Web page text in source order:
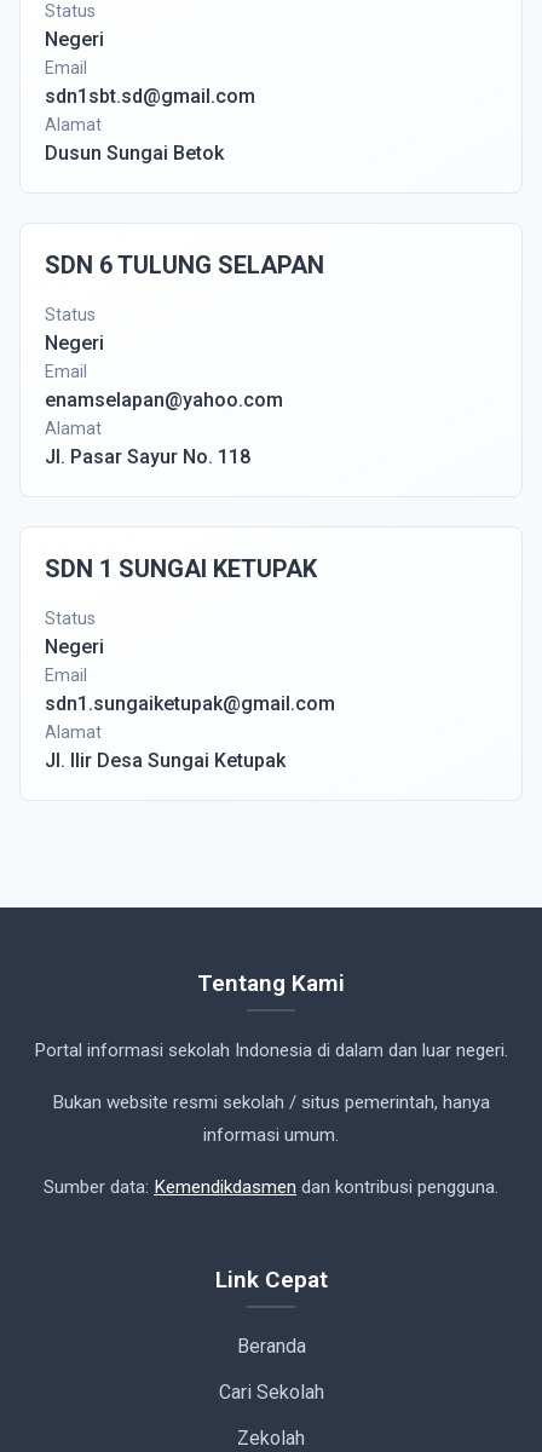
Status
Negeri
Email
sdn1sbt.sd@gmail.com
Alamat
Dusun Sungai Betok
SDN 6 TULUNG SELAPAN
Status
Negeri
Email
enamselapan@yahoo.com
Alamat
Jl. Pasar Sayur No. 118
SDN 1 SUNGAI KETUPAK
Status
Negeri
Email
sdn1.sungaiketupak@gmail.com
Alamat
Jl. Ilir Desa Sungai Ketupak
Tentang Kami
Portal informasi sekolah Indonesia di dalam dan luar negeri.
Bukan website resmi sekolah / situs pemerintah, hanya
informasi umum.
Sumber data: Kemendikdasmen dan kontribusi pengguna.
Link Cepat
Beranda
Cari Sekolah
Zekolah